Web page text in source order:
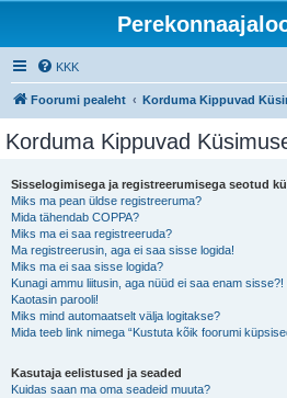
KKK
Foorumi pealeht Korduma Kippuvad
Korduma Kippuvad
Sisselogimisega ja registreerumisega seotud
Miks ma pean üldse registreeruma?
Mida tähendab COPPA?
Miks ma ei saa registreeruda?
Ma registreerusin, aga ei saa sisse logida!
Miks ma ei saa sisse logida?
Kunagi ammu liitusin, aga nüüd ei saa enam sisse?!
Kaotasin parooli!
Miks mind automaatselt välja logitakse?
Mida teeb link nimega “Kustuta kõik foorumi
Kasutaja eelistused ja seaded
Kuidas saan ma oma seadeid muuta?